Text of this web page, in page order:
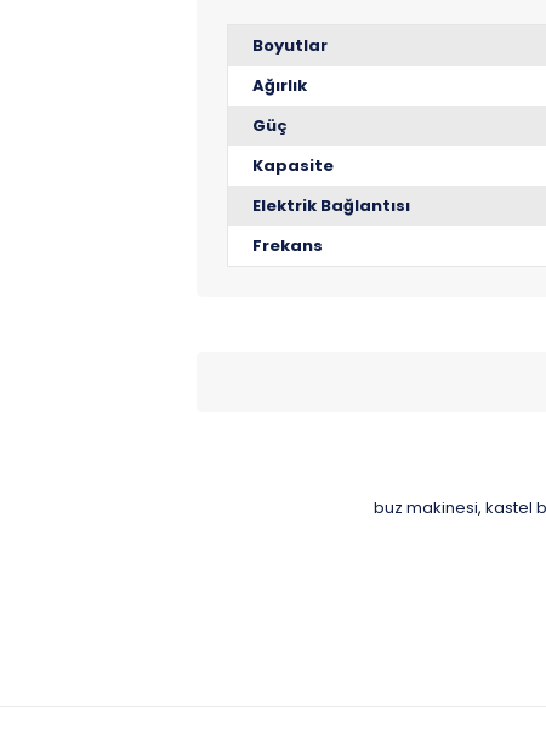
Boyutlar
Ağırlık
Güç
Kapasite
Elektrik Bağlantısı
Frekans
buz makinesi, kastel